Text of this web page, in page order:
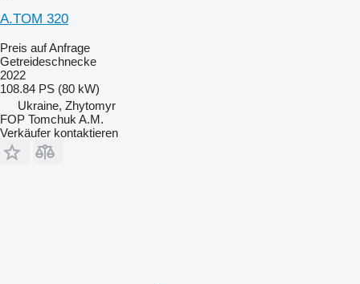
A.TOM 320
Preis auf Anfrage
Getreideschnecke
2022
108.84 PS (80 kW)
Ukraine, Zhytomyr
FOP Tomchuk A.M.
Verkäufer kontaktieren